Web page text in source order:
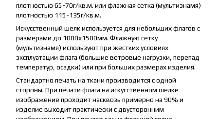
плотностью 65-70г/кв.м. или флажная сетка (мультизнамя)
плотностью 115-135г/кв.м.
Искусственный шелк используется для небольших флагов с
размерами до 1000х1500мм. Флажную сетку
(мультизнамя) используют при жестких условиях
эксплуатации флага (большие ветровые нагрузки, перепад
температур, осадки) или при больших размерах изделия.
Стандартно печать на ткани производится с одной
стороны. При печати флага на искусственном шелке
изображение проходит насквозь примерно на 90% и
изделие выходит практически с двусторонним